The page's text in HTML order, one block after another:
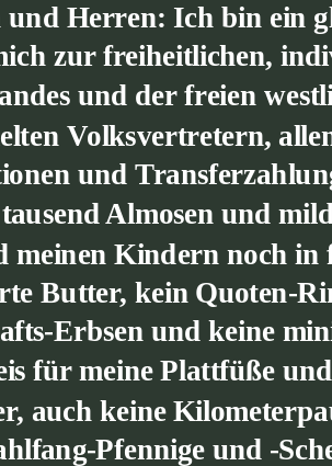
Herren: Ich bin ein
zur freiheitlichen,
und der freien
Volksvertretern,
und
Almosen und
meinen Kindern noch
Butter, kein Quoten-
Erbsen und keine
für meine Plattfüße
auch keine
Pfennige und -